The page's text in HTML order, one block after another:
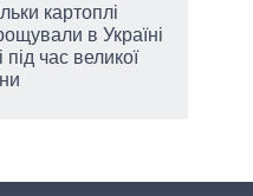
картоплі
в Україні
під час великої